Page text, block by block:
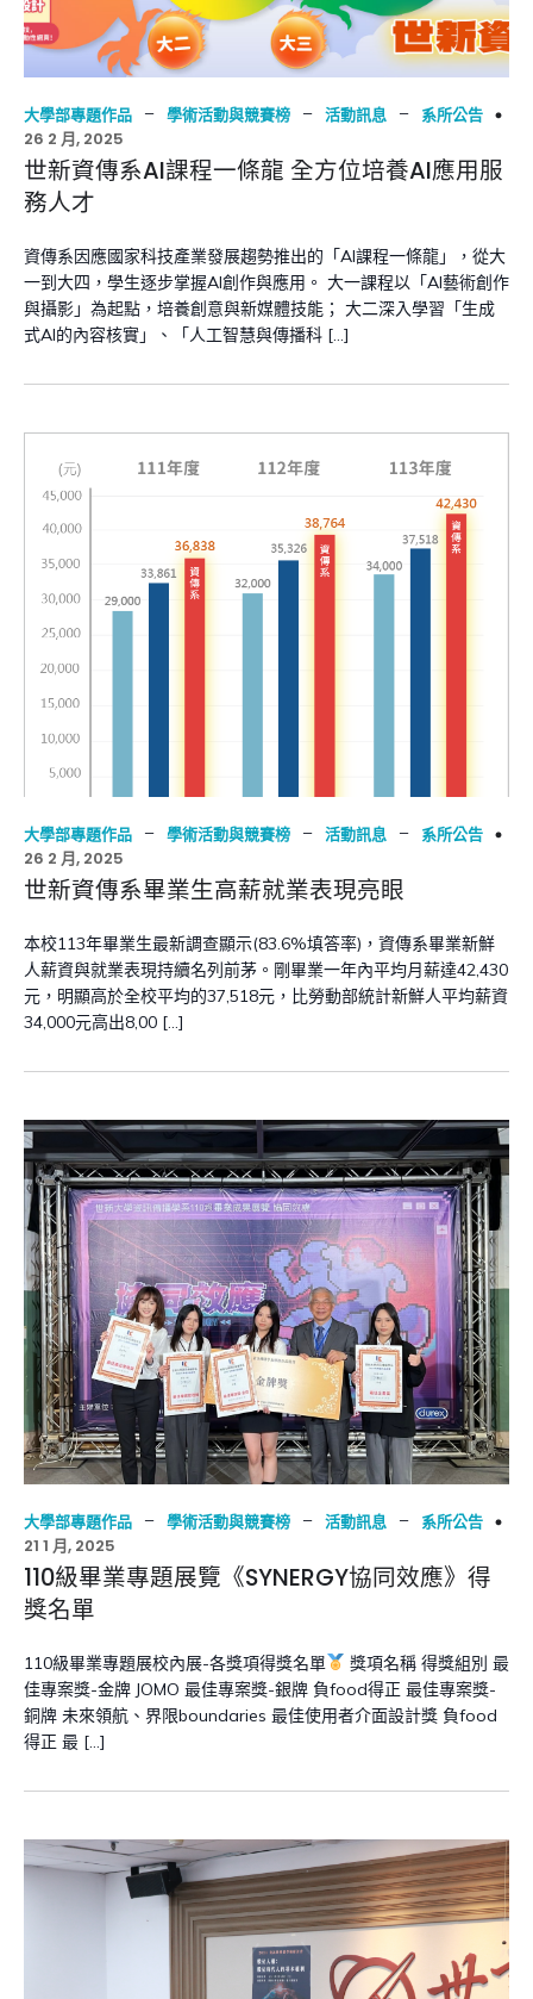
大學部專題作品 – 學術活動與競賽榜 – 活動訊息 – 系所公告
26 2 月, 2025
世新資傳系AI課程一條龍 全方位培養AI應用服
務人才
資傳系因應國家科技產業發展趨勢推出的「AI課程一條龍」，從大
一到大四，學生逐步掌握AI創作與應用。 大一課程以「AI藝術創作
與攝影」為起點，培養創意與新媒體技能； 大二深入學習「生成
式AI的內容核實」、「人工智慧與傳播科 […]
大學部專題作品 – 學術活動與競賽榜 – 活動訊息 – 系所公告
26 2 月, 2025
世新資傳系畢業生高薪就業表現亮眼
本校113年畢業生最新調查顯示(83.6%填答率)，資傳系畢業新鮮
人薪資與就業表現持續名列前茅。剛畢業一年內平均月薪達42,430
元，明顯高於全校平均的37,518元，比勞動部統計新鮮人平均薪資
34,000元高出8,00 […]
大學部專題作品 – 學術活動與競賽榜 – 活動訊息 – 系所公告
21 1 月, 2025
110級畢業專題展覽《SYNERGY協同效應》得
獎名單
110級畢業專題展校內展-各獎項得獎名單
獎項名稱 得獎組別 最
佳專案獎-金牌 JOMO 最佳專案獎-銀牌 負food得正 最佳專案獎-
銅牌 未來領航、界限boundaries 最佳使用者介面設計獎 負food
得正 最 […]